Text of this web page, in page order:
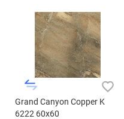
Grand Canyon Copper K
6222 60x60